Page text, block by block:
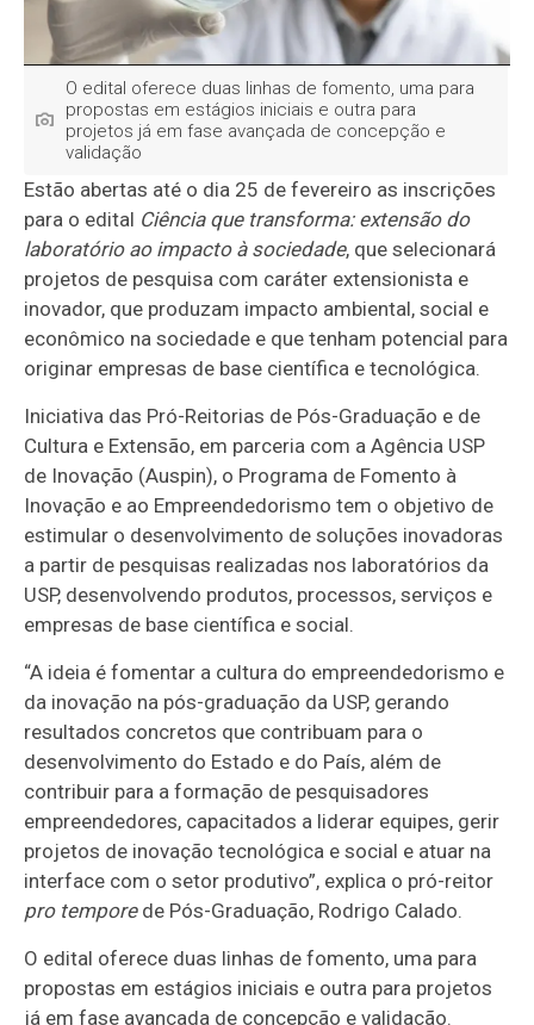
O edital oferece duas linhas de fomento, uma para
propostas em estágios iniciais e outra para
projetos já em fase avançada de concepção e
validação
Estão abertas até o dia 25 de fevereiro as inscrições
para o edital Ciência que transforma: extensão do
laboratório ao impacto à sociedade, que selecionará
projetos de pesquisa com caráter extensionista e
inovador, que produzam impacto ambiental, social e
econômico na sociedade e que tenham potencial para
originar empresas de base científica e tecnológica.
Iniciativa das Pró-Reitorias de Pós-Graduação e de
Cultura e Extensão, em parceria com a Agência USP
de Inovação (Auspin), o Programa de Fomento à
Inovação e ao Empreendedorismo tem o objetivo de
estimular o desenvolvimento de soluções inovadoras
a partir de pesquisas realizadas nos laboratórios da
USP, desenvolvendo produtos, processos, serviços e
empresas de base científica e social.
“A ideia é fomentar a cultura do empreendedorismo e
da inovação na pós-graduação da USP, gerando
resultados concretos que contribuam para o
desenvolvimento do Estado e do País, além de
contribuir para a formação de pesquisadores
empreendedores, capacitados a liderar equipes, gerir
projetos de inovação tecnológica e social e atuar na
interface com o setor produtivo”, explica o pró-reitor
pro temporede Pós-Graduação, Rodrigo Calado.
O edital oferece duas linhas de fomento, uma para
propostas em estágios iniciais e outra para projetos
já em fase avançada de concepção e validação.